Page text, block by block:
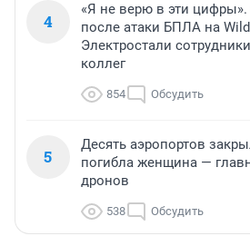
4
«Я не верю в эти цифры».
после атаки БПЛА на
Электростали
коллег
854 Обсудить
5
Десять аэропортов
погибла женщина —
дронов
538 Обсудить